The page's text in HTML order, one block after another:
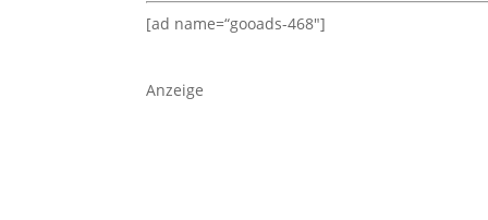
[ad name=“gooads-468″]
Anzeige